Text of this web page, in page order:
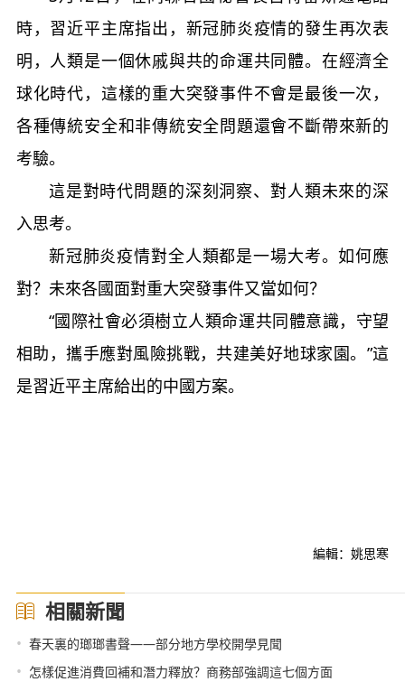
時，習近平主席指出，新冠肺炎疫情的發生再次表
明，人類是一個休戚與共的命運共同體。在經濟全
球化時代，這樣的重大突發事件不會是最後一次，
各種傳統安全和非傳統安全問題還會不斷帶來新的
考驗。
這是對時代問題的深刻洞察、對人類未來的深
入思考。
新冠肺炎疫情對全人類都是一場大考。如何應
對？未來各國面對重大突發事件又當如何？
“國際社會必須樹立人類命運共同體意識，守望
相助，攜手應對風險挑戰，共建美好地球家園。”這
是習近平主席給出的中國方案。
編輯：姚思寒
相關新聞
• 春天裏的瑯瑯書聲——部分地方學校開學見聞
• 怎樣促進消費回補和潛力釋放？商務部強調這七個方面